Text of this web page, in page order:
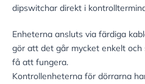
dipswitchar direkt i
Enheterna ansluts via färdiga
gör att det går mycket enkelt
få att fungera.
Kontrollenheterna för dörrarna